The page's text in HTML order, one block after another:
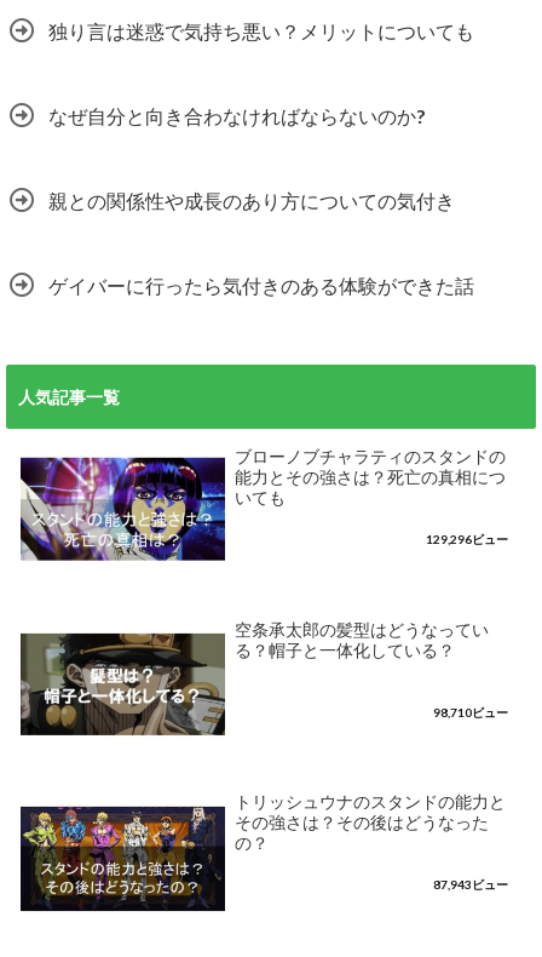
独り言は迷惑で気持ち悪い？メリットについても
なぜ自分と向き合わなければならないのか?
親との関係性や成長のあり方についての気付き
ゲイバーに行ったら気付きのある体験ができた話
人気記事一覧
ブローノブチャラティのスタンドの
能力とその強さは？死亡の真相につ
いても
129,296ビュー
空条承太郎の髪型はどうなってい
る？帽子と一体化している？
98,710ビュー
トリッシュウナのスタンドの能力と
その強さは？その後はどうなった
の？
87,943ビュー